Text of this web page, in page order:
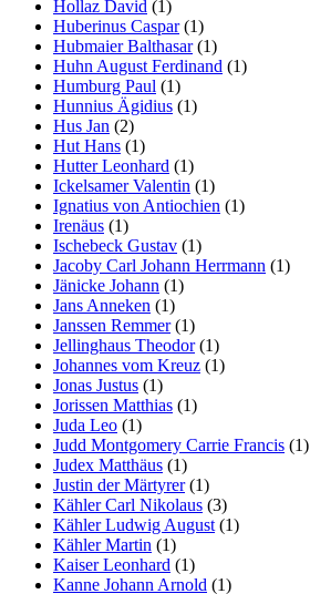
Hollaz David (1)
Huberinus Caspar(1)
Hubmaier Balthasar(1)
Huhn August Ferdinand (1)
Humburg Paul (1)
Hunnius Ägidius (1)
Hus Jan (2)
Hut Hans (1)
Hutter Leonhard (1)
Ickelsamer Valentin (1)
Ignatius von Antiochien (1)
Irenäus (1)
Ischebeck Gustav (1)
Jacoby Carl Johann Herrmann (1)
Jänicke Johann (1)
Jans Anneken (1)
Janssen Remmer(1)
Jellinghaus Theodor(1)
Johannes vom Kreuz (1)
Jonas Justus (1)
Jorissen Matthias (1)
Juda Leo (1)
Judd Montgomery Carrie Francis (1)
Judex Matthäus (1)
Justin der Märtyrer(1)
Kähler Carl Nikolaus (3)
Kähler Ludwig August (1)
Kähler Martin (1)
Kaiser Leonhard (1)
Kanne Johann Arnold (1)